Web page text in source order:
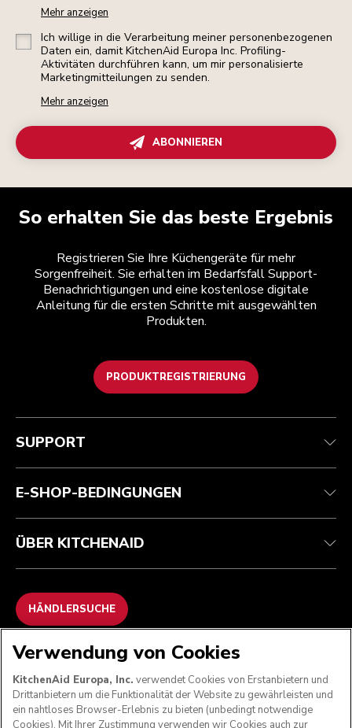
Mehr anzeigen
Ich willige in die Verarbeitung meiner personenbezogenen
Daten ein, damit KitchenAid Europa Inc. Profiling-
Aktivitäten durchführen kann, um mir personalisierte
Marketingmitteilungen zu senden.
Mehr anzeigen
ABONNIEREN
So erhalten Sie das beste Ergebnis
Registrieren Sie Ihre Küchengeräte für mehr
Sorgenfreiheit. Sie erhalten im Bedarfsfall Support-
Benachrichtigungen und eine kostenlose digitale
Anleitung für die ersten Schritte mit ausgewählten
Produkten.
PRODUKTREGISTRIERUNG
Kundenservice
Garantie und Dokumente
Kontaktieren Sie uns.
Teilnahmebedingungen
Rückgaben und Erstattungen
Impressum
ODR
Die Marke
Händlersuche
SUPPORT
E-SHOP-BEDINGUNGEN
ÜBER KITCHENAID
HÄNDLERSUCHE
WIR AKZEPTIEREN
Verwendung von Cookies
KitchenAid Europa, Inc. verwendet Cookies von Erstanbietern und
Drittanbietern um die Funktionalität der Website zu gewährleisten und
ein nahtloses Browser-Erlebnis zu bieten (unbedingt notwendige